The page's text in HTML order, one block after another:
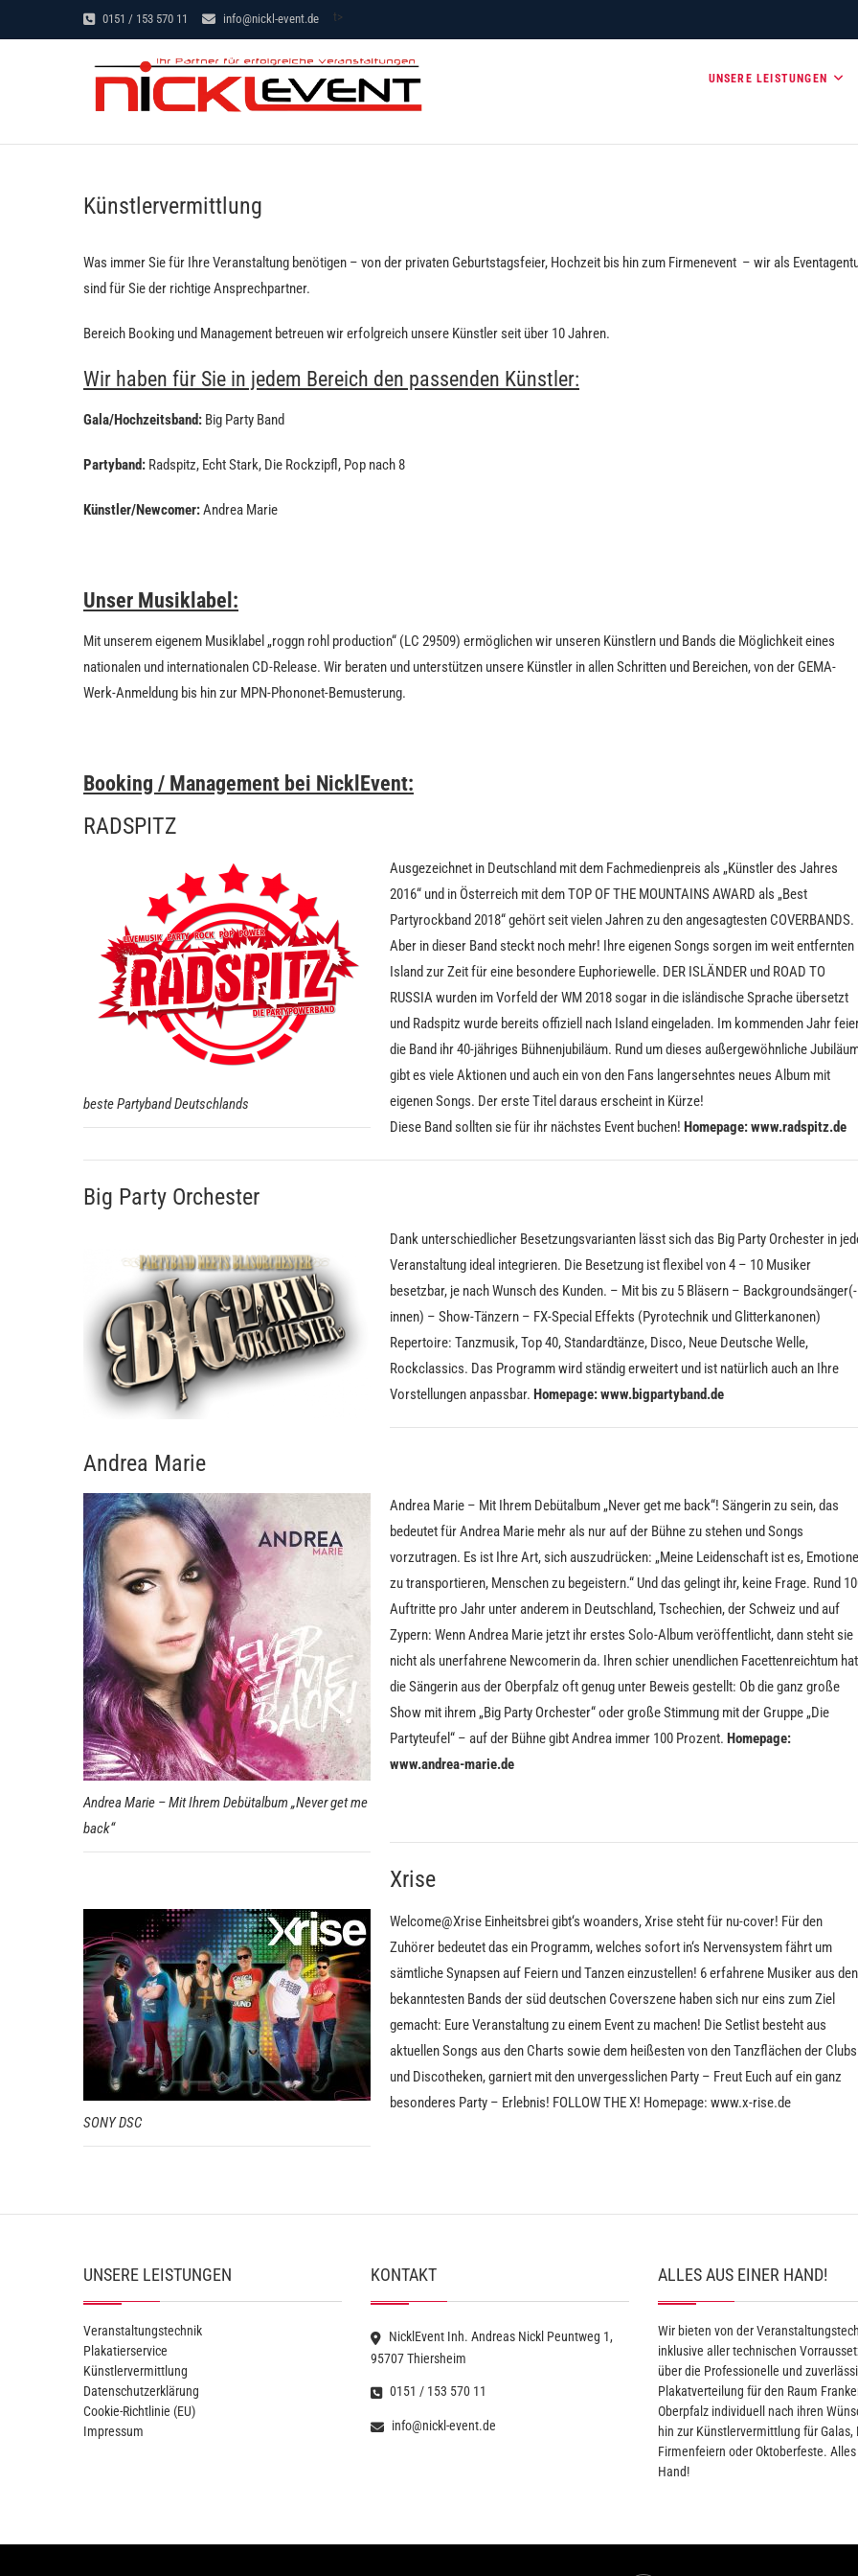
to
0151 / 153 570 11 info@nickl-event.de t>
Ihr Partner für erfolgreiche
PLAKATIERSERVICE – VERANSTALTUNGSTECHNIK – KÜNSTLERVERMITTLUNG
UNSERE LEISTUNGEN
Künstlervermittlung
Was immer Sie für Ihre Veranstaltung benötigen – von der privaten Geburtstagsfeier, Hochzeit bis hin zum Firmenevent – wir als
sind für Sie der richtige Ansprechpartner.
Bereich Booking und Management betreuen wir erfolgreich unsere Künstler seit über 10 Jahren.
Wir haben für Sie in jedem Bereich den passenden Künstler:
Gala/Hochzeitsband: Big Party Band
Partyband: Radspitz, Echt Stark, Die Rockzipfl, Pop nach 8
Künstler/Newcomer:Andrea Marie
Unser Musiklabel:
Mit unserem eigenem Musiklabel „roggn rohl production“ (LC 29509) ermöglichen wir unseren Künstlern und Bands die Möglichkeit eines
nationalen und internationalen CD-Release. Wir beraten und unterstützen unsere Künstler in allen Schritten und Bereichen, von der GEMA-
Werk-Anmeldung bis hin zur MPN-Phononet-Bemusterung.
Booking / Management bei NicklEvent:
RADSPITZ
beste Partyband Deutschlands
Ausgezeichnet in Deutschland mit dem Fachmedienpreis als „Künstler des Jahres
2016“ und in Österreich mit dem TOP OF THE MOUNTAINS AWARD als „Best
Partyrockband 2018“ gehört seit vielen Jahren zu den angesagtesten COVERBANDS.
Aber in dieser Band steckt noch mehr! Ihre eigenen Songs sorgen im weit entfernten
Island zur Zeit für eine besondere Euphoriewelle. DER ISLÄNDER und ROAD TO
RUSSIA wurden im Vorfeld der WM 2018 sogar in die isländische Sprache übersetzt
und Radspitz wurde bereits offiziell nach Island eingeladen. Im kommenden Jahr
die Band ihr 40-jähriges Bühnenjubiläum. Rund um dieses außergewöhnliche
gibt es viele Aktionen und auch ein von den Fans langersehntes neues Album mit
eigenen Songs. Der erste Titel daraus erscheint in Kürze!
Diese Band sollten sie für ihr nächstes Event buchen! Homepage: www.radspitz.de
Big Party Orchester
Dank unterschiedlicher Besetzungsvarianten lässt sich das Big Party Orchester in
Veranstaltung ideal integrieren. Die Besetzung ist flexibel von 4 – 10 Musiker
besetzbar, je nach Wunsch des Kunden. – Mit bis zu 5 Bläsern – Backgroundsänger(-
innen) – Show-Tänzern – FX-Special Effekts (Pyrotechnik und Glitterkanonen)
Repertoire: Tanzmusik, Top 40, Standardtänze, Disco, Neue Deutsche Welle,
Rockclassics. Das Programm wird ständig erweitert und ist natürlich auch an Ihre
Vorstellungen anpassbar. Homepage: www.bigpartyband.de
Andrea Marie
Andrea Marie – Mit Ihrem Debütalbum „Never get me
back“
Andrea Marie – Mit Ihrem Debütalbum „Never get me back“! Sängerin zu sein, das
bedeutet für Andrea Marie mehr als nur auf der Bühne zu stehen und Songs
vorzutragen. Es ist Ihre Art, sich auszudrücken: „Meine Leidenschaft ist es,
zu transportieren, Menschen zu begeistern.“ Und das gelingt ihr, keine Frage. Rund
Auftritte pro Jahr unter anderem in Deutschland, Tschechien, der Schweiz und auf
Zypern: Wenn Andrea Marie jetzt ihr erstes Solo-Album veröffentlicht, dann steht sie
nicht als unerfahrene Newcomerin da. Ihren schier unendlichen Facettenreichtum hat
die Sängerin aus der Oberpfalz oft genug unter Beweis gestellt: Ob die ganz große
Show mit ihrem „Big Party Orchester“ oder große Stimmung mit der Gruppe „Die
Partyteufel“ – auf der Bühne gibt Andrea immer 100 Prozent. Homepage:
www.andrea-marie.de
Xrise
SONY DSC
Welcome@Xrise Einheitsbrei gibt‘s woanders, Xrise steht für nu-cover! Für den
Zuhörer bedeutet das ein Programm, welches sofort in‘s Nervensystem fährt um
sämtliche Synapsen auf Feiern und Tanzen einzustellen! 6 erfahrene Musiker aus den
bekanntesten Bands der süd deutschen Coverszene haben sich nur eins zum Ziel
gemacht: Eure Veranstaltung zu einem Event zu machen! Die Setlist besteht aus
aktuellen Songs aus den Charts sowie dem heißesten von den Tanzflächen der Clubs
und Discotheken, garniert mit den unvergesslichen Party – Freut Euch auf ein ganz
besonderes Party – Erlebnis! FOLLOW THE X! Homepage: www.x-rise.de
UNSERE LEISTUNGEN
Veranstaltungstechnik
Plakatierservice
Künstlervermittlung
Datenschutzerklärung
Cookie-Richtlinie (EU)
Impressum
KONTAKT
NicklEvent Inh. Andreas Nickl Peuntweg 1,
95707 Thiersheim
0151 / 153 570 11
info@nickl-event.de
ALLES AUS EINER HAND!
Wir bieten von der
inklusive aller technischen
über die Professionelle und
Plakatverteilung für den Raum
Oberpfalz individuell nach ihren
hin zur Künstlervermittlung für Galas,
Firmenfeiern oder Oktoberfeste.
Hand!